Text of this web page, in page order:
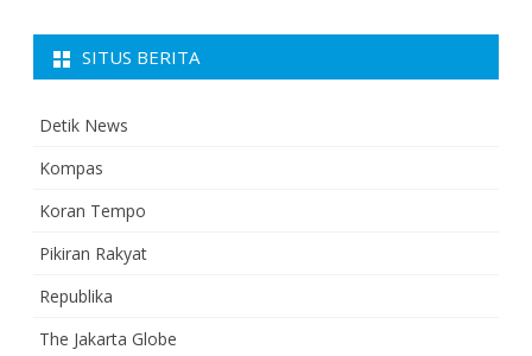
SITUS BERITA
Detik News
Kompas
Koran Tempo
Pikiran Rakyat
Republika
The Jakarta Globe